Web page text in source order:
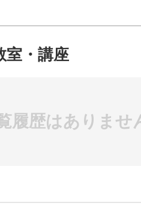
室・講座
履歴はありませ